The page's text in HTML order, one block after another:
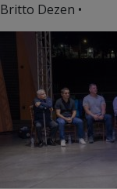
Britto Dezen •